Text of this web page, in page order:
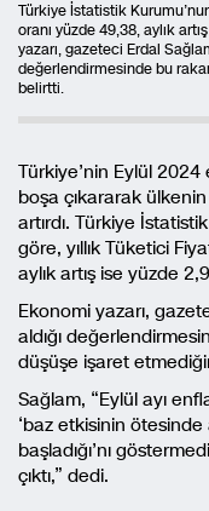
Türkiye İstatistik
oranı yüzde 49,38, aylık
yazarı, gazeteci Erdal
değerlendirmesinde bu
belirtti.
Türkiye’nin Eylül
boşa çıkararak
artırdı. Türkiye
göre, yıllık Tüketici
aylık artış ise yüzde
Ekonomi yazarı,
aldığı
düşüşe işaret
Sağlam, “Eylül ayı
‘baz etkisinin ötesinde
başladığı’nı
çıktı,” dedi.